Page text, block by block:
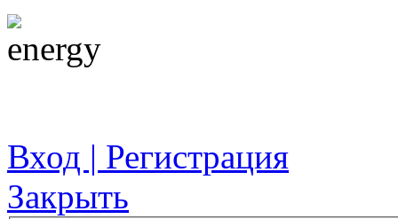
Вход | Регистрация
Закрыть